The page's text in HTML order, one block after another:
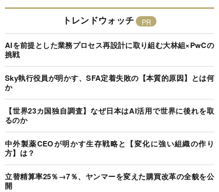
トレンドウォッチ
AIを前提とした業務プロセス再設計に取り組む大林組×PwCの
挑戦
Sky執行役員が明かす、SFA定着失敗の【本質的原因】とは何
か
【世界23カ国独自調査】なぜ日本はAI活用で世界に後れを取
るのか
中外製薬CEOが明かす生存戦略と【変化に強い組織の作り
方】は？
立替精算率25％→7％、ヤンマーを変えた購買改革の全貌を公
開